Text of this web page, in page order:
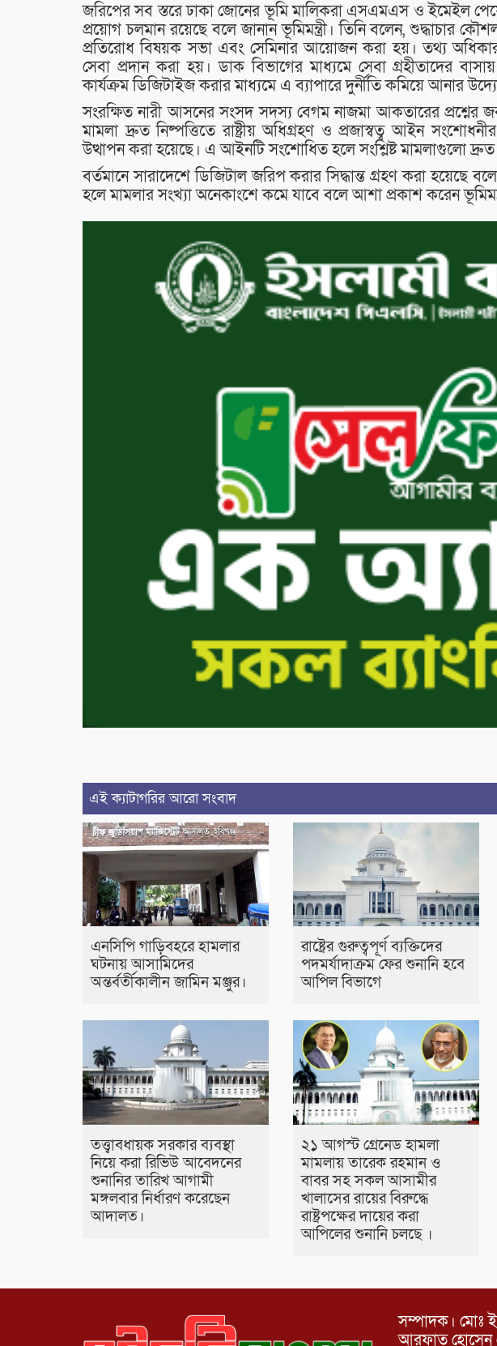
জরিপের সব স্তরে ঢাকা জোনের ভূমি মালিকরা এসএমএস ও ইমেইল
প্রয়োগ চলমান রয়েছে বলে জানান ভূমিমন্ত্রী। তিনি বলেন, শুদ্ধাচার
প্রতিরোধ বিষয়ক সভা এবং সেমিনার আয়োজন করা হয়। তথ্য
সেবা প্রদান করা হয়। ডাক বিভাগের মাধ্যমে সেবা গ্রহীতাদের
কার্যক্রম ডিজিটাইজ করার মাধ্যমে এ ব্যাপারে দুর্নীতি কমিয়ে আনার
সংরক্ষিত নারী আসনের সংসদ সদস্য বেগম নাজমা আকতারের প্রশ্নের
মামলা দ্রুত নিষ্পত্তিতে রাষ্ট্রীয় অধিগ্রহণ ও প্রজাস্বত্ব আইন
উত্থাপন করা হয়েছে। এ আইনটি সংশোধিত হলে সংশ্লিষ্ট মামলাগুলো দ্রুত
বর্তমানে সারাদেশে ডিজিটাল জরিপ করার সিদ্ধান্ত গ্রহণ করা হয়েছে
হলে মামলার সংখ্যা অনেকাংশে কমে যাবে বলে আশা প্রকাশ করেন
এই ক্যাটাগরির আরো সংবাদ
এনসিপি গাড়িবহরে হামলার
ঘটনায় আসামিদের
অন্তর্বর্তীকালীন জামিন মঞ্জুর।
রাষ্ট্রের গুরুত্বপূর্ণ ব্যক্তিদের
পদমর্যাদাক্রম ফের শুনানি হবে
আপিল বিভাগে
তত্ত্বাবধায়ক সরকার ব্যবস্থা
নিয়ে করা রিভিউ আবেদনের
শুনানির তারিখ আগামী
মঙ্গলবার নির্ধারণ করেছেন
আদালত।
২১ আগস্ট গ্রেনেড হামলা
মামলায় তারেক রহমান ও
বাবর সহ সকল আসামীর
খালাসের রায়ের বিরুদ্ধে
রাষ্ট্রপক্ষের দায়ের করা
আপিলের শুনানি চলছে ।
সম্পাদক। মোঃ
আরফাত হোসেন